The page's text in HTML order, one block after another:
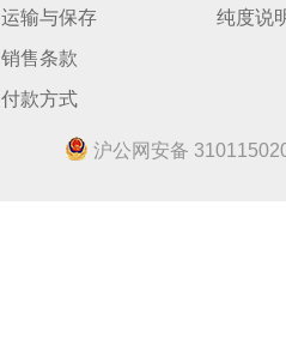
运输与保存
销售条款
付款方式
纯度说
沪公网安备